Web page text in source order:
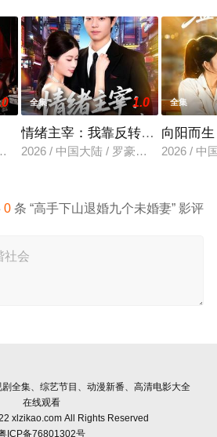
杰＆诗语＆梁辰羽
全集 1.0
情绪主宰：我靠反转人生封神
2026 / 中国大陆 / 罗豪宇＆陈昕乔
全集
向阳而
2026 / 中
0 条 “高手下山退婚九个未婚妻” 影评
全集、综艺节目、动漫新番、高清电影大全
在线观看
xlzikao.com All Rights Reserved
ICP备76801302号